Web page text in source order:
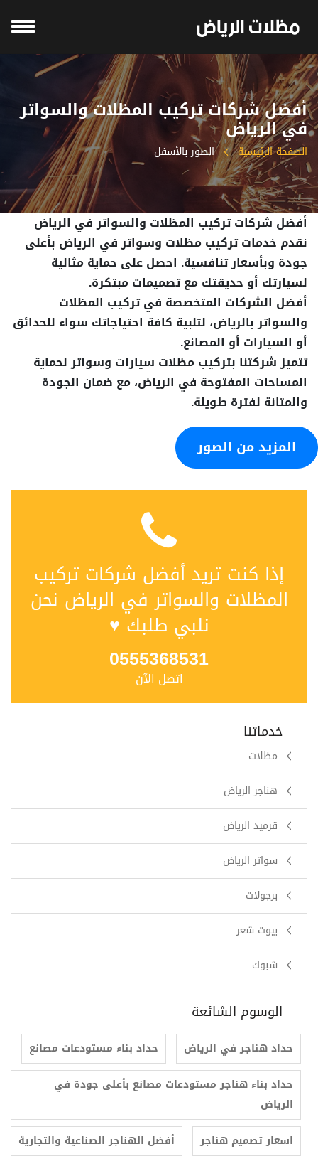
أفضل شركات تركيب المظلات والسواتر
في الرياض
الصفحة الرئيسية الصور بالأسفل
أفضل شركات تركيب المظلات والسواتر في الرياض
نقدم خدمات تركيب مظلات وسواتر في الرياض بأعلى
جودة وبأسعار تنافسية. احصل على حماية مثالية
لسيارتك أو حديقتك مع تصميمات مبتكرة.
أفضل الشركات المتخصصة في تركيب المظلات
والسواتر بالرياض، لتلبية كافة احتياجاتك سواء للحدائق
أو السيارات أو المصانع.
تتميز شركتنا بتركيب مظلات سيارات وسواتر لحماية
المساحات المفتوحة في الرياض، مع ضمان الجودة
والمتانة لفترة طويلة.
المزيد من الصور
إذا كنت تريد أفضل شركات تركيب
المظلات والسواتر في الرياض نحن
نلبي طلبك ♥
0555368531
اتصل الآن
خدماتنا
مظلات
هناجر الرياض
قرميد الرياض
سواتر الرياض
برجولات
بيوت شعر
شبوك
الوسوم الشائعة
حداد هناجر في الرياض
حداد بناء مستودعات مصانع
حداد بناء هناجر مستودعات مصانع بأعلى جودة في
الرياض
اسعار تصميم هناجر
أفضل الهناجر الصناعية والتجارية